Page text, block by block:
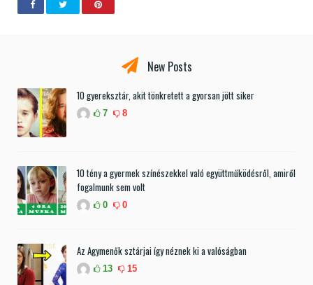
New Posts
10 gyereksztár, akit tönkretett a gyorsan jött siker
7 8
10 tény a gyermek színészekkel való együttműködésről, amiről
fogalmunk sem volt
0 0
Az Agymenők sztárjai így néznek ki a valóságban
13 15